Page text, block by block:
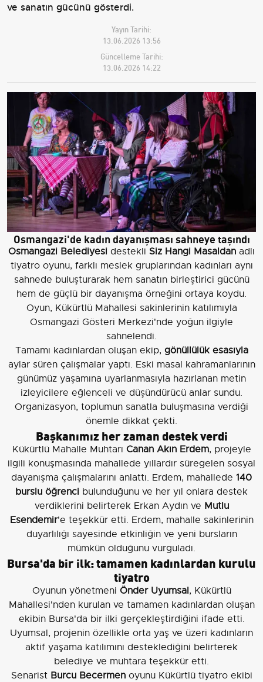
ve sanatın gücünü gösterdi.
Yayın Tarihi:
13.06.2026 13:56
Güncelleme Tarihi:
13.06.2026 14:22
Osmangazi'de kadın dayanışması sahneye taşındı
Osmangazi Belediyesi destekli Siz Hangi Masaldan adlı
tiyatro oyunu, farklı meslek gruplarından kadınları aynı
sahnede buluşturarak hem sanatın birleştirici gücünü
hem de güçlü bir dayanışma örneğini ortaya koydu.
Oyun, Kükürtlü Mahallesi sakinlerinin katılımıyla
Osmangazi Gösteri Merkezi'nde yoğun ilgiyle
sahnelendi.
Tamamı kadınlardan oluşan ekip, gönüllülük esasıyla
aylar süren çalışmalar yaptı. Eski masal kahramanlarının
günümüz yaşamına uyarlanmasıyla hazırlanan metin
izleyicilere eğlenceli ve düşündürücü anlar sundu.
Organizasyon, toplumun sanatla buluşmasına verdiği
önemle dikkat çekti.
Başkanımız her zaman destek verdi
Kükürtlü Mahalle Muhtarı Canan Akın Erdem, projeyle
ilgili konuşmasında mahallede yıllardır süregelen sosyal
dayanışma çalışmalarını anlattı. Erdem, mahallede 140
burslu öğrenci bulunduğunu ve her yıl onlara destek
verdiklerini belirterek Erkan Aydın ve Mutlu
Esendemir'e teşekkür etti. Erdem, mahalle sakinlerinin
duyarlılığı sayesinde etkinliğin ve yeni bursların
mümkün olduğunu vurguladı.
Bursa'da bir ilk: tamamen kadınlardan kurulu
tiyatro
Oyunun yönetmeni Önder Uyumsal, Kükürtlü
Mahallesi'nden kurulan ve tamamen kadınlardan oluşan
ekibin Bursa'da bir ilki gerçekleştirdiğini ifade etti.
Uyumsal, projenin özellikle orta yaş ve üzeri kadınların
aktif yaşama katılımını desteklediğini belirterek
belediye ve muhtara teşekkür etti.
Senarist Burcu Becermenoyunu Kükürtlü tiyatro ekibi